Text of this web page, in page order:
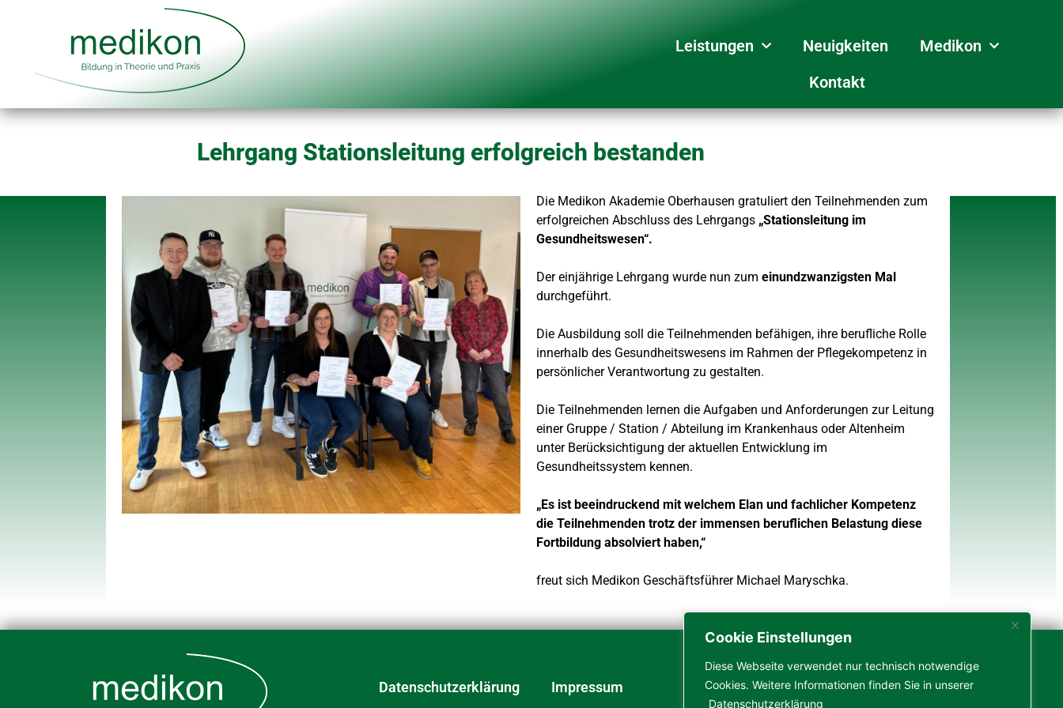
Cookie Einstellungen
Diese Webseite verwendet nur technisch notwendige
Cookies. Weitere Informationen finden Sie in unserer
Datenschutzerklärung
Leistungen Neuigkeiten
Medikon
Kontakt
Lehrgang Stationsleitung erfolgreich bestanden
Die Medikon Akademie Oberhausen gratuliert den Teilnehmenden zum
erfolgreichen Abschluss des Lehrgangs „Stationsleitung im
Gesundheitswesen“.
Der einjährige Lehrgang wurde nun zum einundzwanzigsten Mal
durchgeführt.
Die Ausbildung soll die Teilnehmenden befähigen, ihre berufliche Rolle
innerhalb des Gesundheitswesens im Rahmen der Pflegekompetenz in
persönlicher Verantwortung zu gestalten.
Die Teilnehmenden lernen die Aufgaben und Anforderungen zur Leitung
einer Gruppe / Station / Abteilung im Krankenhaus oder Altenheim
unter Berücksichtigung der aktuellen Entwicklung im
Gesundheitssystem kennen.
„Es ist beeindruckend mit welchem Elan und fachlicher Kompetenz
die Teilnehmenden trotz der immensen beruflichen Belastung diese
Fortbildung absolviert haben,“
freut sich Medikon Geschäftsführer Michael Maryschka.
Datenschutzerklärung Impressum
Anschrift
Medikon GmbH
Kontakt
0201 / 1850630